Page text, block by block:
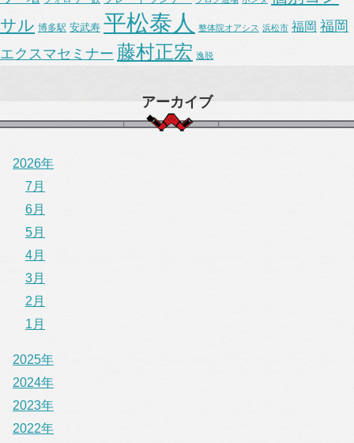
サル 博多駅 安武寿 平松泰人 整体院オアシス 浜松市 福岡 福岡
エクスマセミナー 藤村正宏 逸脱
アーカイブ
2026年
7月
6月
5月
4月
3月
2月
1月
2025年
2024年
2023年
2022年